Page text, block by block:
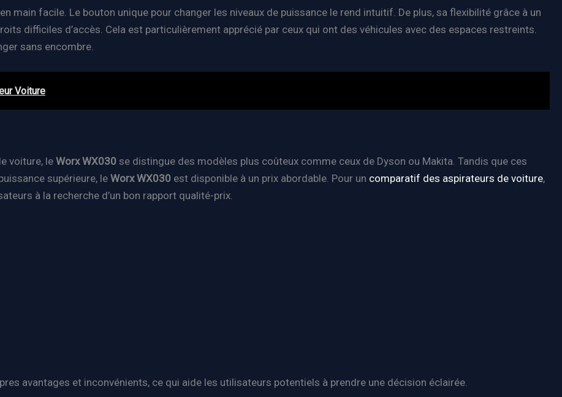
main facile. Le bouton unique pour changer les niveaux de puissance le rend intuitif. De plus, sa flexibilité grâce à un
difficiles d’accès. Cela est particulièrement apprécié par ceux qui ont des véhicules avec des espaces restreints.
sans encombre.
Voiture
voiture, le Worx WX030 se distingue des modèles plus coûteux comme ceux de Dyson ou Makita. Tandis que ces
supérieure, le Worx WX030 est disponible à un prix abordable. Pour un comparatif des aspirateurs de voiture,
à la recherche d’un bon rapport qualité-prix.
avantages et inconvénients, ce qui aide les utilisateurs potentiels à prendre une décision éclairée.